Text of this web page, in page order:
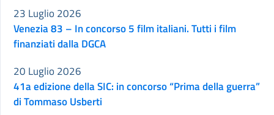
Venezia 83 – In concorso 5 film italiani. Tutti i film
finanziati dalla DGCA
23 Luglio 2026
41a edizione della SIC: in concorso “Prima della guerra”
di Tommaso Usberti
20 Luglio 2026